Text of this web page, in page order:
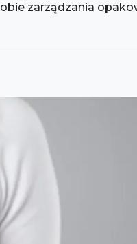
zarządzania